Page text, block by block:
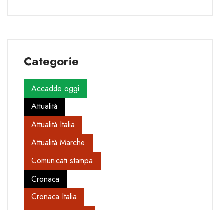
Categorie
Accadde oggi
Attualità
Attualità Italia
Attualità Marche
Comunicati stampa
Cronaca
Cronaca Italia